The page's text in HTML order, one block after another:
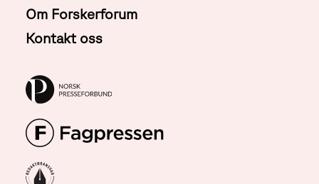
Om Forskerforum
Kontakt oss